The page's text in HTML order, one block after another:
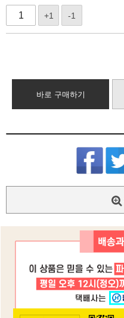
+1 -1
바로 구매하기